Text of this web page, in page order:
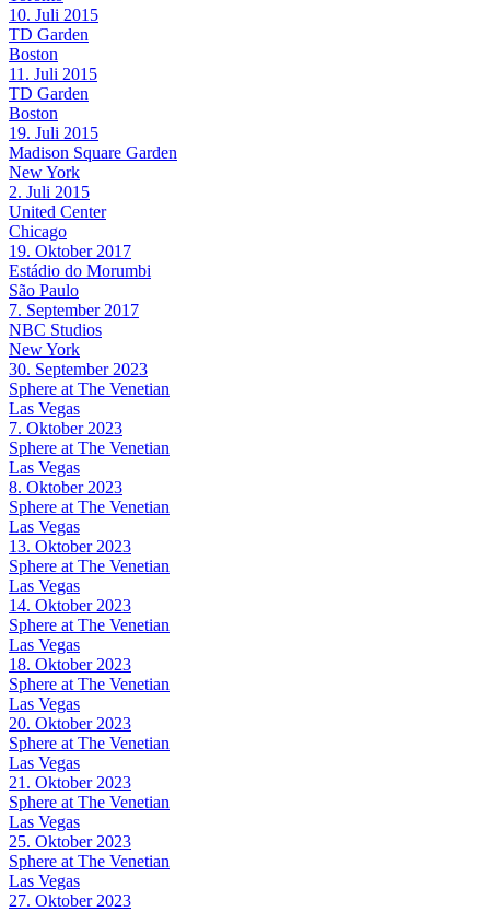
10. Juli 2015
TD Garden
Boston
11. Juli 2015
TD Garden
Boston
19. Juli 2015
Madison Square Garden
New York
2. Juli 2015
United Center
Chicago
19. Oktober 2017
Estádio do Morumbi
São Paulo
7. September 2017
NBC Studios
New York
30. September 2023
Sphere at The Venetian
Las Vegas
7. Oktober 2023
Sphere at The Venetian
Las Vegas
8. Oktober 2023
Sphere at The Venetian
Las Vegas
13. Oktober 2023
Sphere at The Venetian
Las Vegas
14. Oktober 2023
Sphere at The Venetian
Las Vegas
18. Oktober 2023
Sphere at The Venetian
Las Vegas
20. Oktober 2023
Sphere at The Venetian
Las Vegas
21. Oktober 2023
Sphere at The Venetian
Las Vegas
25. Oktober 2023
Sphere at The Venetian
Las Vegas
27. Oktober 2023